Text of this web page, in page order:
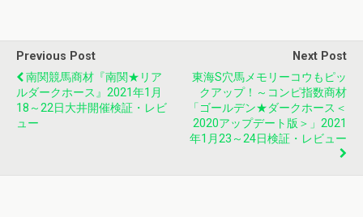
Previous Post
南関競馬商材『南関★リア
ルダークホース』2021年1月
18～22日大井開催検証・レビ
ュー
Next Post
東海S穴馬メモリーコウもピッ
クアップ！～コンピ指数商材
「ゴールデン★ダークホース＜
2020アップデート版＞」2021
年1月23～24日検証・レビュー